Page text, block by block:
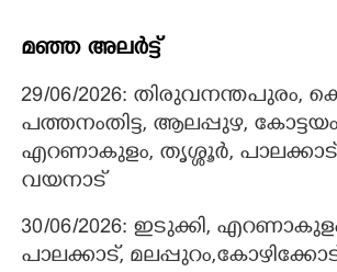
മഞ്ഞ അലർട്ട്
29/06/2026: തിരുവനന്തപുരം,
പത്തനംതിട്ട, ആലപ്പുഴ,
എറണാകുളം, തൃശ്ശൂർ, പാലക്കാട്,
വയനാട്
30/06/2026: ഇടുക്കി,
പാലക്കാട്,